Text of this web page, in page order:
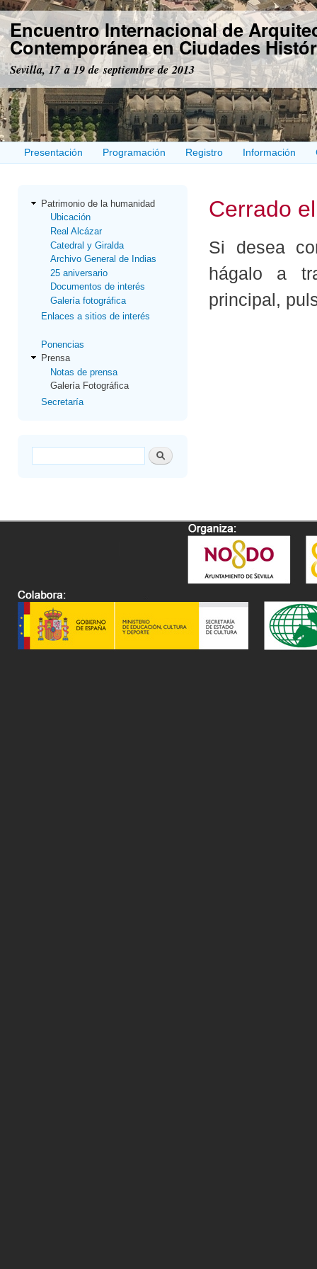
Encuentro Internacional de
Contemporánea en Ciudades
Sevilla, 17 a 19 de septiembre de 2013
Presentación Programación Registro Información
Patrimonio de la humanidad
Ubicación
Real Alcázar
Catedral y Giralda
Archivo General de Indias
25 aniversario
Documentos de interés
Galería fotográfica
Enlaces a sitios de interés
Ponencias
Prensa
Notas de prensa
Galería Fotográfica
Secretaría
Formulario de búsqueda Buscar
Cerrado
Si desea
hágalo a
principal,